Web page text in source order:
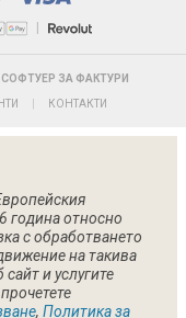
|
ЗА ФАКТУРИ
КОНТАКТИ
година относно
с обработването
на такива
и услугите
, Политика за